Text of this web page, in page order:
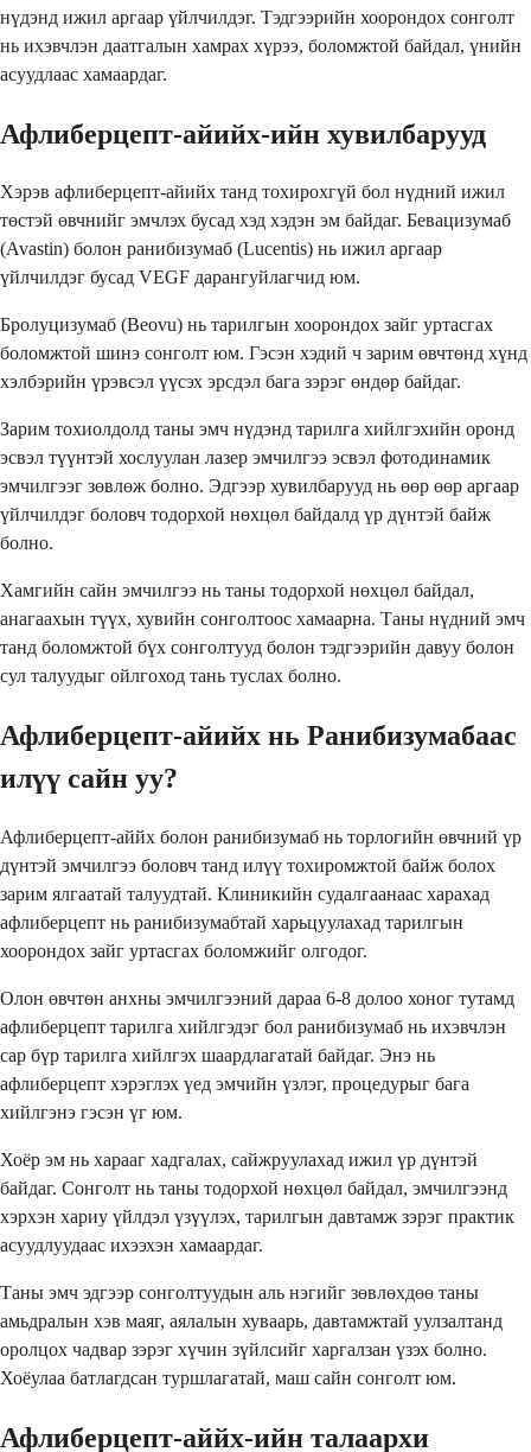
нүдэнд ижил аргаар үйлчилдэг. Тэдгээрийн хоорондох сонголт
нь ихэвчлэн даатгалын хамрах хүрээ, боломжтой байдал, үнийн
асуудлаас хамаардаг.
Афлиберцепт-айийх-ийн хувилбарууд
Хэрэв афлиберцепт-айийх танд тохирохгүй бол нүдний ижил
төстэй өвчнийг эмчлэх бусад хэд хэдэн эм байдаг. Бевацизумаб
(Avastin) болон ранибизумаб (Lucentis) нь ижил аргаар
үйлчилдэг бусад VEGF дарангуйлагчид юм.
Бролуцизумаб (Beovu) нь тарилгын хоорондох зайг уртасгах
боломжтой шинэ сонголт юм. Гэсэн хэдий ч зарим өвчтөнд хүнд
хэлбэрийн үрэвсэл үүсэх эрсдэл бага зэрэг өндөр байдаг.
Зарим тохиолдолд таны эмч нүдэнд тарилга хийлгэхийн оронд
эсвэл түүнтэй хослуулан лазер эмчилгээ эсвэл фотодинамик
эмчилгээг зөвлөж болно. Эдгээр хувилбарууд нь өөр өөр аргаар
үйлчилдэг боловч тодорхой нөхцөл байдалд үр дүнтэй байж
болно.
Хамгийн сайн эмчилгээ нь таны тодорхой нөхцөл байдал,
анагаахын түүх, хувийн сонголтоос хамаарна. Таны нүдний эмч
танд боломжтой бүх сонголтууд болон тэдгээрийн давуу болон
сул талуудыг ойлгоход тань туслах болно.
Афлиберцепт-айийх нь Ранибизумабаас
илүү сайн уу?
Афлиберцепт-аййх болон ранибизумаб нь торлогийн өвчний үр
дүнтэй эмчилгээ боловч танд илүү тохиромжтой байж болох
зарим ялгаатай талуудтай. Клиникийн судалгаанаас харахад
афлиберцепт нь ранибизумабтай харьцуулахад тарилгын
хоорондох зайг уртасгах боломжийг олгодог.
Олон өвчтөн анхны эмчилгээний дараа 6-8 долоо хоног тутамд
афлиберцепт тарилга хийлгэдэг бол ранибизумаб нь ихэвчлэн
сар бүр тарилга хийлгэх шаардлагатай байдаг. Энэ нь
афлиберцепт хэрэглэх үед эмчийн үзлэг, процедурыг бага
хийлгэнэ гэсэн үг юм.
Хоёр эм нь харааг хадгалах, сайжруулахад ижил үр дүнтэй
байдаг. Сонголт нь таны тодорхой нөхцөл байдал, эмчилгээнд
хэрхэн хариу үйлдэл үзүүлэх, тарилгын давтамж зэрэг практик
асуудлуудаас ихээхэн хамаардаг.
Таны эмч эдгээр сонголтуудын аль нэгийг зөвлөхдөө таны
амьдралын хэв маяг, аялалын хуваарь, давтамжтай уулзалтанд
оролцох чадвар зэрэг хүчин зүйлсийг харгалзан үзэх болно.
Хоёулаа батлагдсан туршлагатай, маш сайн сонголт юм.
Афлиберцепт-аййх-ийн талаархи